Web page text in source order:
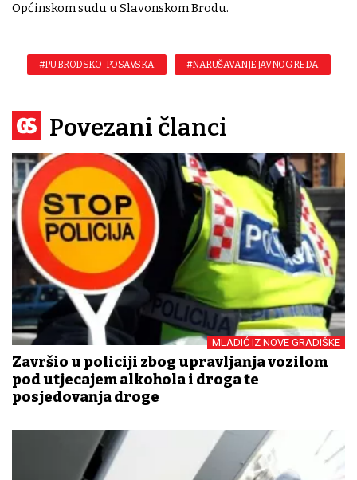
Općinskom sudu u Slavonskom Brodu.
#PU BRODSKO-POSAVSKA #NARUŠAVANJE JAVNOG REDA
Povezani članci
MLADIĆ IZ NOVE GRADIŠKE
Završio u policiji zbog upravljanja vozilom
pod utjecajem alkohola i droga te
posjedovanja droge